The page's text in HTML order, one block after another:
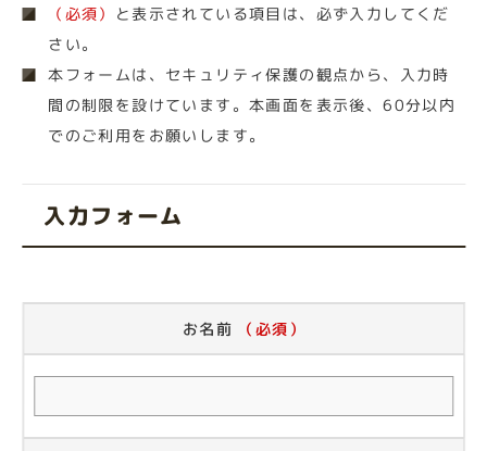
（必須） と表示されている項目は、必ず入力してくだ
さい。
本フォームは、セキュリティ保護の観点から、入力時
間の制限を設けています。本画面を表示後、60分以内
でのご利用をお願いします。
入力フォーム
お名前 （必須）